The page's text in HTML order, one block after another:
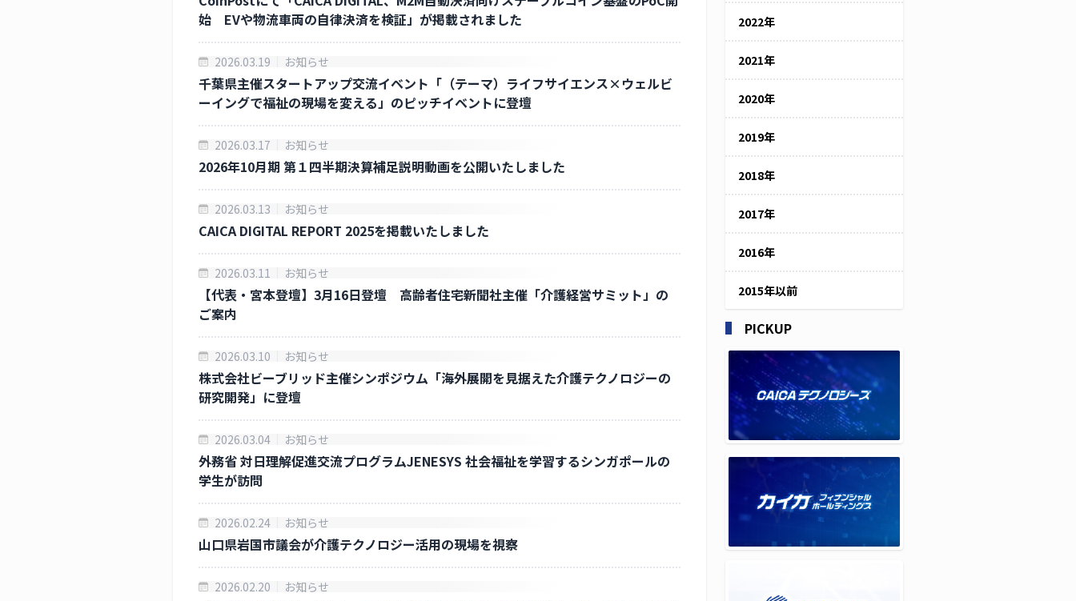
始 EVや物流車両の自律決済を検証」が掲載されました
2026.03.19 お知らせ
千葉県主催スタートアップ交流イベント「（テーマ）ライフサイエンス×ウェルビ
ーイングで福祉の現場を変える」のピッチイベントに登壇
2026.03.17 お知らせ
2026年10月期 第１四半期決算補足説明動画を公開いたしました
2026.03.13 お知らせ
CAICA DIGITAL REPORT 2025を掲載いたしました
2026.03.11 お知らせ
【代表・宮本登壇】3月16日登壇 高齢者住宅新聞社主催「介護経営サミット」の
ご案内
2026.03.10 お知らせ
株式会社ビーブリッド主催シンポジウム「海外展開を見据えた介護テクノロジーの
研究開発」に登壇
2026.03.04 お知らせ
外務省 対日理解促進交流プログラムJENESYS 社会福祉を学習するシンガポールの
学生が訪問
2026.02.24 お知らせ
山口県岩国市議会が介護テクノロジー活用の現場を視察
2026.02.20 お知らせ
2022年
2021年
2020年
2019年
2018年
2017年
2016年
2015年以前
PICKUP